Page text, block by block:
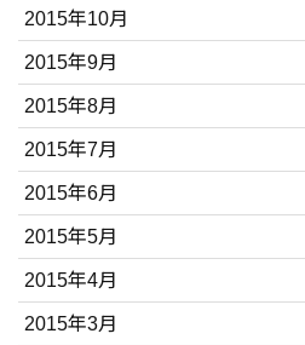
2015年10月
2015年9月
2015年8月
2015年7月
2015年6月
2015年5月
2015年4月
2015年3月